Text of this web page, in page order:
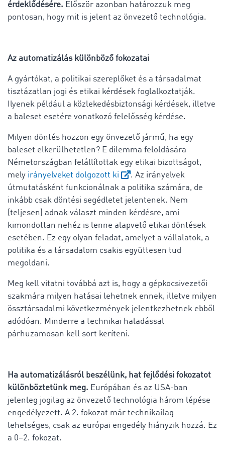
érdeklődésére. Először azonban határozzuk meg
pontosan, hogy mit is jelent az önvezető technológia.
Az automatizálás különböző fokozatai
A gyártókat, a politikai szereplőket és a társadalmat
tisztázatlan jogi és etikai kérdések foglalkoztatják.
Ilyenek például a közlekedésbiztonsági kérdések, illetve
a baleset esetére vonatkozó felelősség kérdése.
Milyen döntés hozzon egy önvezető jármű, ha egy
baleset elkerülhetetlen? E dilemma feloldására
Németországban felállítottak egy etikai bizottságot,
mely irányelveket dolgozott ki
. Az irányelvek
útmutatásként funkcionálnak a politika számára, de
inkább csak döntési segédletet jelentenek. Nem
(teljesen) adnak választ minden kérdésre, ami
kimondottan nehéz is lenne alapvető etikai döntések
esetében. Ez egy olyan feladat, amelyet a vállalatok, a
politika és a társadalom csakis együttesen tud
megoldani.
Meg kell vitatni továbbá azt is, hogy a gépkocsivezetői
szakmára milyen hatásai lehetnek ennek, illetve milyen
össztársadalmi következmények jelentkezhetnek ebből
adódóan. Minderre a technikai haladással
párhuzamosan kell sort keríteni.
Ha automatizálásról beszélünk, hat fejlődési fokozatot
különböztetünk meg. Európában és az USA-ban
jelenleg jogilag az önvezető technológia három lépése
engedélyezett. A 2. fokozat már technikailag
lehetséges, csak az európai engedély hiányzik hozzá. Ez
a 0–2. fokozat.